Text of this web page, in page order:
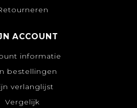
ACCOUNT
informatie
bestellingen
verlanglijst
Vergelijk